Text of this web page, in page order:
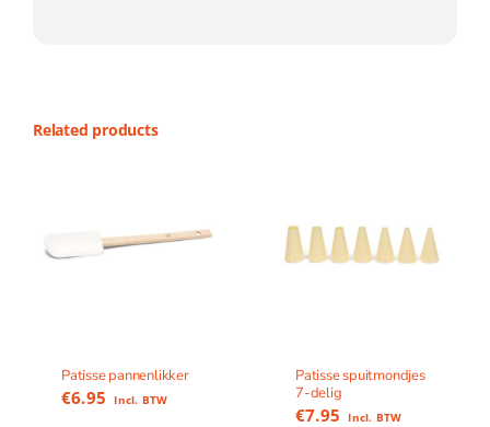
Related products
Patisse pannenlikker
€6.95 Incl. BTW
Patisse spuitmondjes
7-delig
€7.95 Incl. BTW